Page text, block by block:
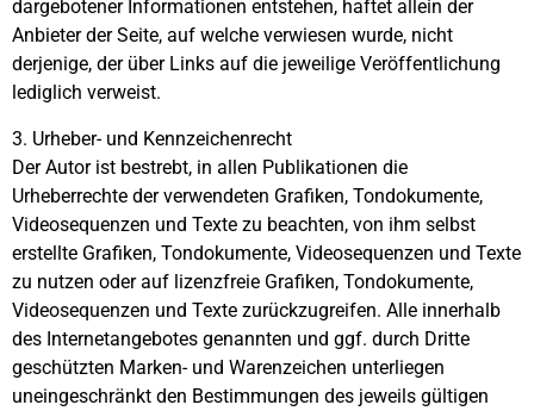
dargebotener Informationen entstehen, haftet allein der
Anbieter der Seite, auf welche verwiesen wurde, nicht
derjenige, der über Links auf die jeweilige Veröffentlichung
lediglich verweist.
3. Urheber- und Kennzeichenrecht
Der Autor ist bestrebt, in allen Publikationen die
Urheberrechte der verwendeten Grafiken, Tondokumente,
Videosequenzen und Texte zu beachten, von ihm selbst
erstellte Grafiken, Tondokumente, Videosequenzen und Texte
zu nutzen oder auf lizenzfreie Grafiken, Tondokumente,
Videosequenzen und Texte zurückzugreifen. Alle innerhalb
des Internetangebotes genannten und ggf. durch Dritte
geschützten Marken- und Warenzeichen unterliegen
uneingeschränkt den Bestimmungen des jeweils gültigen